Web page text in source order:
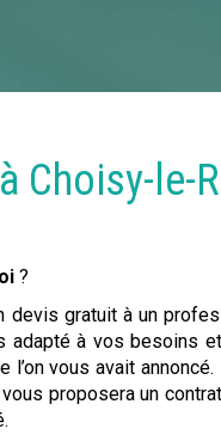
Choisy-le-
?
devis gratuit à un
à vos besoins
vous avait
proposera un